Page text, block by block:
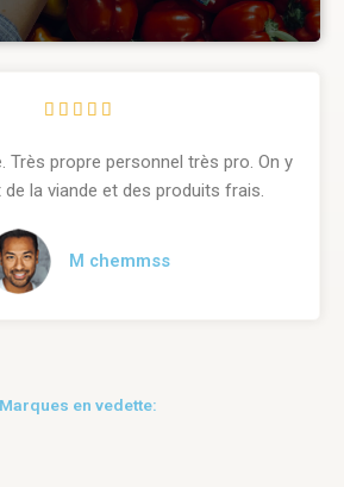
    
Très propre personnel très pro. On y
la viande et des produits frais.
M chemmss
Marques en vedette: